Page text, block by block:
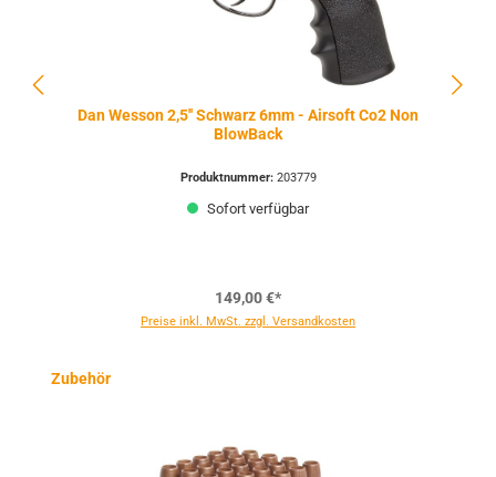
Dan Wesson 2,5'' Schwarz 6mm - Airsoft Co2 Non
BlowBack
Produktnummer: 203779
Sofort verfügbar
149,00 €*
Preise inkl. MwSt. zzgl. Versandkosten
Produktgalerie überspringen
Zubehör